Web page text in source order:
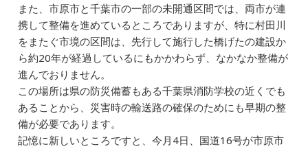
また、市原市と千葉市の一部の未開通区間では、両市が連
携して整備を進めているところでありますが、特に村田川
をまたぐ市境の区間は、先行して施行した橋げたの建設か
ら約20年が経過しているにもかかわらず、なかなか整備が
進んでおりません。
この場所は県の防災備蓄もある千葉県消防学校の近くでも
あることから、災害時の輸送路の確保のためにも早期の整
備が必要であります。
記憶に新しいところですと、今月4日、国道16号が市原市